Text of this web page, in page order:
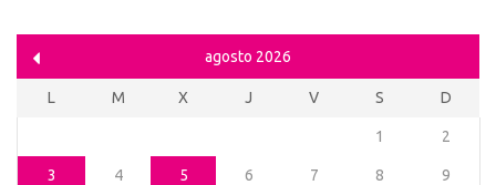
agosto 2026
L M X J V S D
1 2
3 4 5 6 7 8 9